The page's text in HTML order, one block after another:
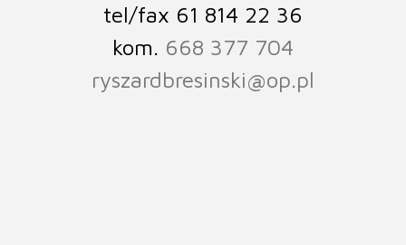
tel/fax 61 814 22 36
kom. 668 377 704
ryszardbresinski@op.pl